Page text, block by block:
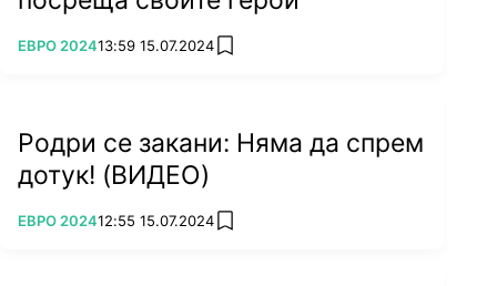
Снимка: БГНЕС
ПОВЕЧЕ ОТ
ЕВРО 202413:59 15.07.2024 add favorites
Родри се закани: Няма да спрем
дотук! (ВИДЕО)
ПОВЕЧЕ ОТ
ЕВРО 202412:55 15.07.2024 add favorites